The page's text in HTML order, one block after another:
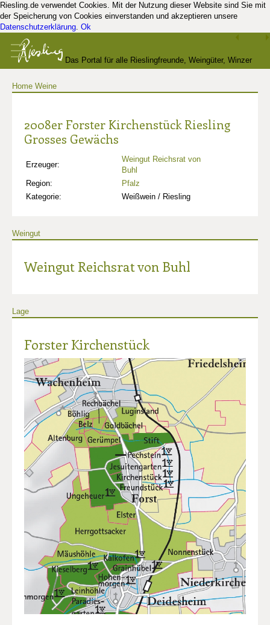
Riesling.de verwendet Cookies. Mit der Nutzung dieser Website sind Sie mit
der Speicherung von Cookies einverstanden und akzeptieren unsere
Datenschutzerklärung. Ok
Das Portal für alle Rieslingfreunde, Weingüter, Winzer
Home Weine
2008er Forster Kirchenstück Riesling
Grosses Gewächs
Erzeuger:
Weingut Reichsrat von
Buhl
Region:
Pfalz
Kategorie:
Weißwein / Riesling
Weingut
Weingut Reichsrat von Buhl
Lage
Forster Kirchenstück